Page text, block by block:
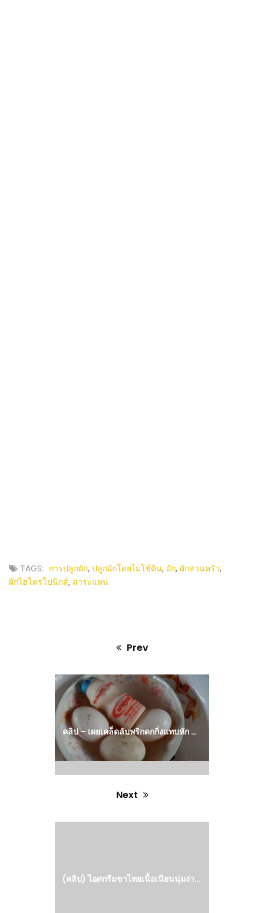
TAGS: การปลูกผัก, ปลูกผักโดยไม่ใช้ดิน, ผัก, ผักสวนครัว,
ผักไฮโดรโปนิกส์, สาระแหน่
Prev
คลิป – เผยเคล็ดลับพริกดกกิ่งแทบหัก ทำง่ายๆ แต่ผลเกินคุ้ม : วีดีโอ เกษตร
Next
(คลิป) ไอศกรีมชาไทยเนื้อเนียนนุ่มง่ายๆ ไม่ใช้เครื่องปั่น ไม่ยุ่งยาก หอม หวาน มัน อร่อยลงตัว